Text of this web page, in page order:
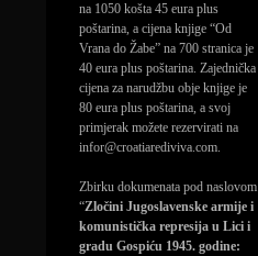
na 1050 košta 45 eura plus
poštarina, a cijena knjige “Od
Vrana do Žabe” na 700 stranica je
40 eura plus poštarina. Zajednička
cijena za narudžbu obje knjige je
80 eura plus poštarina, a svoj
primjerak možete rezervirati na
infor@croatiarediviva.com.
Zbirku dokumenata pod naslovom
“Zločini Jugoslavenske armije i
komunistička represija u Lici i
gradu Gospiću 1945. godine: